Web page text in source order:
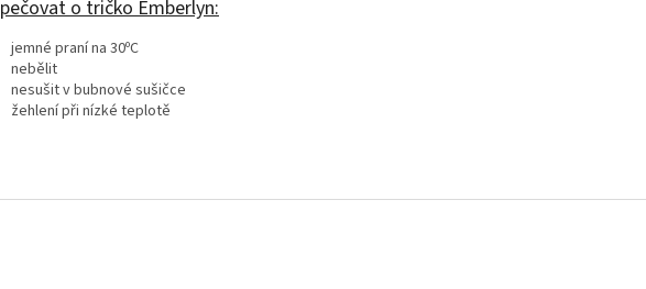
o tričko Emberlyn:
jemné praní na 30ºC
nebělit
nesušit v bubnové sušičce
žehlení při nízké teplotě